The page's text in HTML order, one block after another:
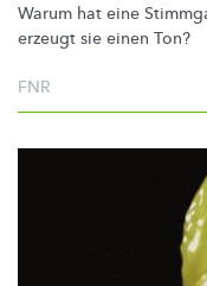
Warum hat eine
erzeugt sie einen Ton?
FNR